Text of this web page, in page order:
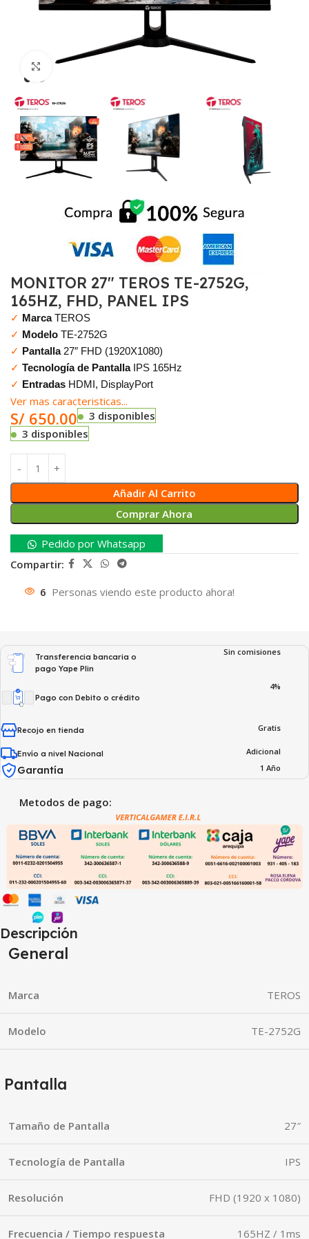
Click to enlarge
MONITOR 27″ TEROS TE-2752G,
165HZ, FHD, PANEL IPS
✓ MarcaTEROS
✓ Modelo TE-2752G
✓ Pantalla27″ FHD (1920X1080)
✓ Tecnología de PantallaIPS 165Hz
✓ Entradas HDMI, DisplayPort
Ver mas caracteristicas...
S/ 650.00
3 disponibles
3 disponibles
Añadir Al Carrito
Comprar Ahora
Pedido por Whatsapp
Compartir:
6 Personas viendo este producto ahora!
Transferencia bancaria o
pago Yape Plin
Sin comisiones
Pago con Debito o crédito
4%
Recojo en tienda Gratis
Envío a nivel Nacional Adicional
Garantía 1 Año
Metodos de pago:
Descripción
General
Marca TEROS
Modelo TE-2752G
Pantalla
Tamaño de Pantalla 27″
Tecnología de Pantalla IPS
Resolución FHD (1920 x 1080)
Frecuencia / Tiempo respuesta 165HZ / 1ms